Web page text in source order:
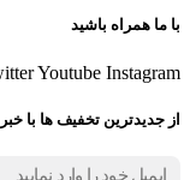
با ما همراه باشید
Youtube Instagram
از جدیدترین تخفیف ها با